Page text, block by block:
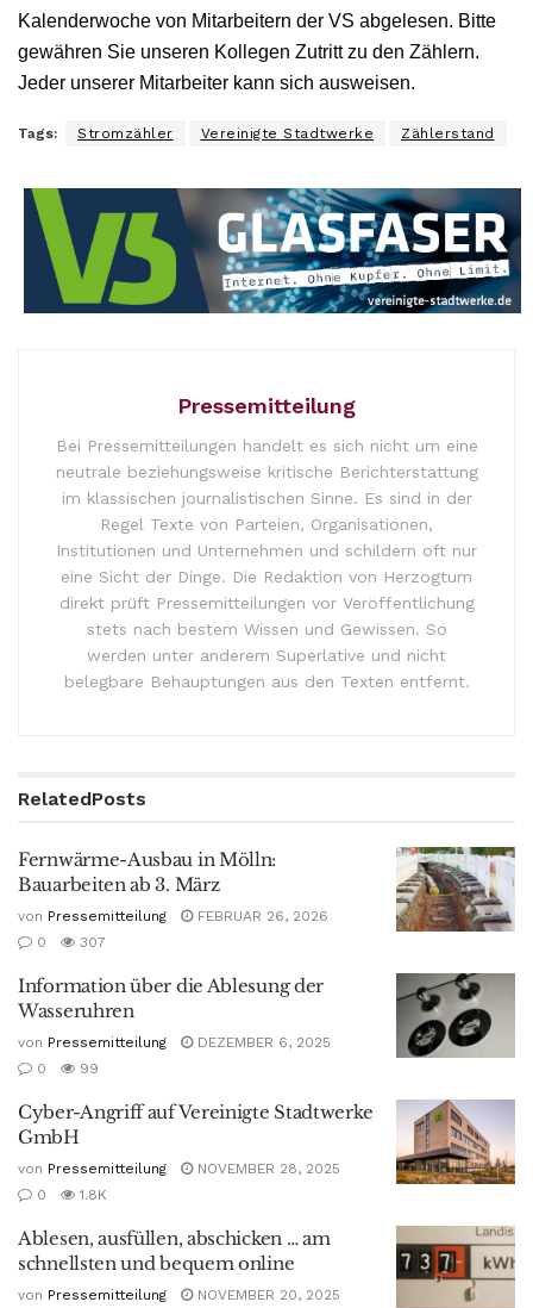
Kalenderwoche von Mitarbeitern der VS abgelesen. Bitte
gewähren Sie unseren Kollegen Zutritt zu den Zählern.
Jeder unserer Mitarbeiter kann sich ausweisen.
Tags: Stromzähler Vereinigte Stadtwerke Zählerstand
Pressemitteilung
Bei Pressemitteilungen handelt es sich nicht um eine
neutrale beziehungsweise kritische Berichterstattung
im klassischen journalistischen Sinne. Es sind in der
Regel Texte von Parteien, Organisationen,
Institutionen und Unternehmen und schildern oft nur
eine Sicht der Dinge. Die Redaktion von Herzogtum
direkt prüft Pressemitteilungen vor Veröffentlichung
stets nach bestem Wissen und Gewissen. So
werden unter anderem Superlative und nicht
belegbare Behauptungen aus den Texten entfernt.
RelatedPosts
Fernwärme-Ausbau in Mölln:
Bauarbeiten ab 3. März
von Pressemitteilung
FEBRUAR 26, 2026
0
307
Information über die Ablesung der
Wasseruhren
von Pressemitteilung
DEZEMBER 6, 2025
0
99
Cyber-Angriff auf Vereinigte Stadtwerke
GmbH
von Pressemitteilung
NOVEMBER 28, 2025
0
1.8K
Ablesen, ausfüllen, abschicken … am
schnellsten und bequem online
von Pressemitteilung
NOVEMBER 20, 2025